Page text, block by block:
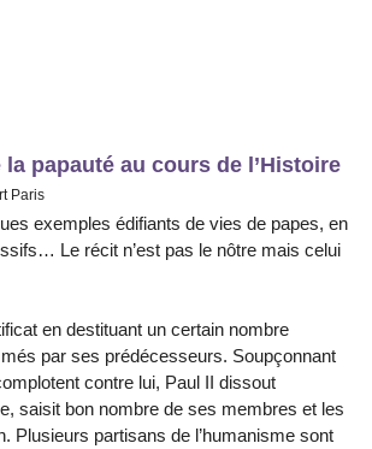
papauté au cours de l’Histoire
Paris
exemples édifiants de vies de papes, en
Le récit n’est pas le nôtre mais celui
en destituant un certain nombre
par ses prédécesseurs. Soupçonnant
contre lui, Paul II dissout
saisit bon nombre de ses membres et les
Plusieurs partisans de l’humanisme sont